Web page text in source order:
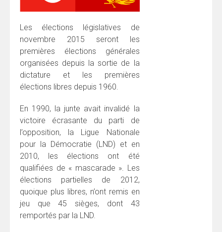
Les élections législatives de
novembre 2015 seront les
premières élections générales
organisées depuis la sortie de la
dictature et les premières
élections libres depuis 1960.
En 1990, la junte avait invalidé la
victoire écrasante du parti de
l’opposition, la Ligue Nationale
pour la Démocratie (LND) et en
2010, les élections ont été
qualifiées de « mascarade ». Les
élections partielles de 2012,
quoique plus libres, n’ont remis en
jeu que 45 sièges, dont 43
remportés par la LND.